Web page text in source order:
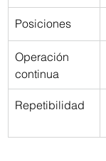
Posiciones
Operación
continua
Repetibilidad